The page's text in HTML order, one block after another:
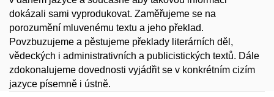
dokázali sami vyprodukovat. Zaměřujeme se na
porozumění mluvenému textu a jeho překlad.
Povzbuzujeme a pěstujeme překlady literárních děl,
vědeckých i administrativních a publicistických textů. Dále
zdokonalujeme dovednosti vyjádřit se v konkrétním cizím
jazyce písemně i ústně.